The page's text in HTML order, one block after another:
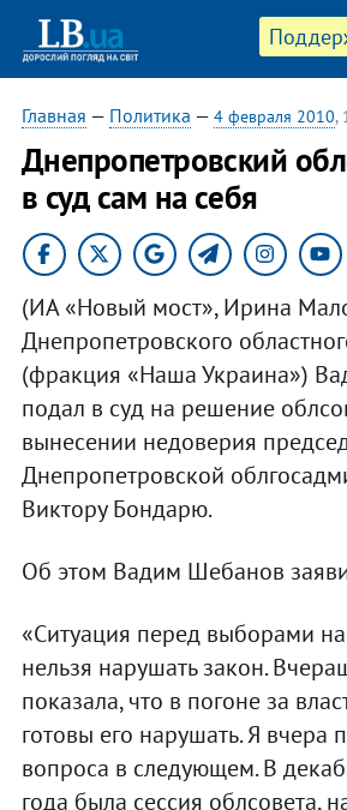
Главная — Политика — 4 февраля 2010,
Днепропетровский
в суд сам на себя
(ИА «Новый мост», Ирина
Днепропетровского
(фракция «Наша Украина»)
подал в суд на решение
вынесении недоверия
Днепропетровской
Виктору Бондарю.
Об этом Вадим Шебанов
«Ситуация перед выборами
нельзя нарушать закон.
показала, что в погоне за
готовы его нарушать. Я вчера
вопроса в следующем. В
года была сессия облсовета,